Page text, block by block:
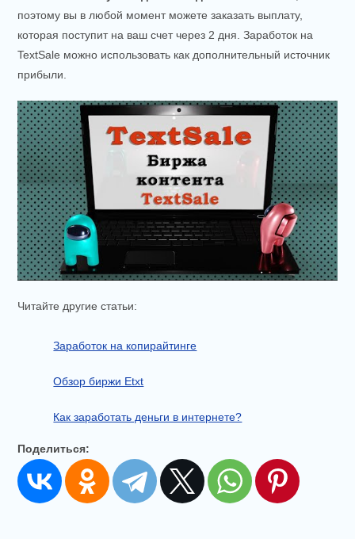
поэтому вы в любой момент можете заказать выплату,
которая поступит на ваш счет через 2 дня. Заработок на
TextSale можно использовать как дополнительный источник
прибыли.
Читайте другие статьи:
Заработок на копирайтинге
Обзор биржи Etxt
Как заработать деньги в интернете?
Поделиться: